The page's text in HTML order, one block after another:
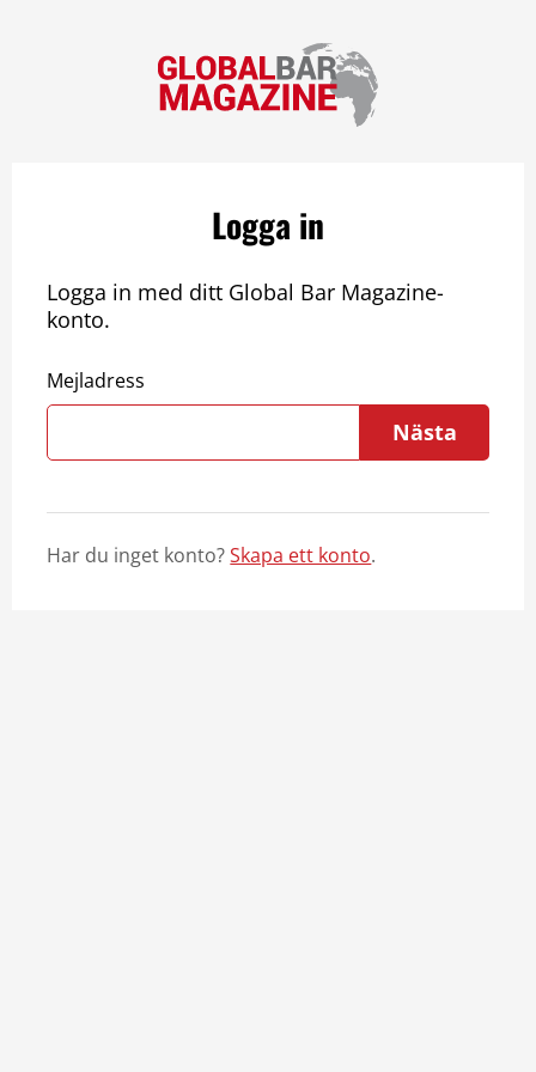
Logga in
Logga in med ditt Global Bar Magazine-
konto.
Mejladress
Nästa
Har du inget konto?Skapa ett konto.